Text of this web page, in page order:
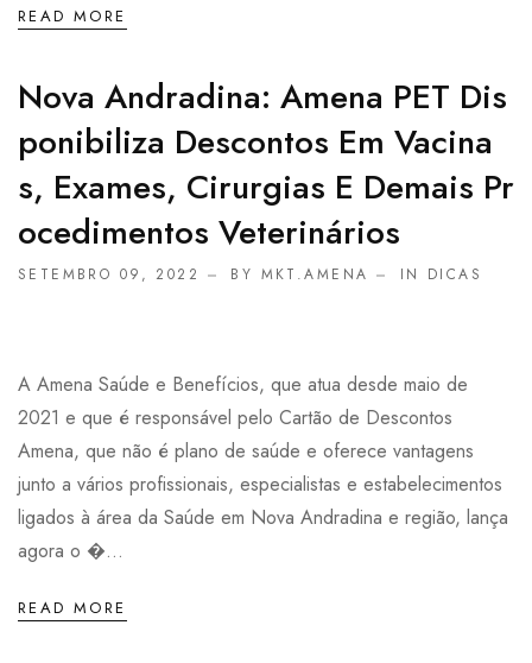
READ MORE
Nova Andradina: Amena PET Dis
Ponibiliza Descontos Em Vacina
S, Exames, Cirurgias E Demais Pr
Ocedimentos Veterinários
SETEMBRO 09, 2022 BY MKT.AMENA IN DICAS
A Amena Saúde e Benefícios, que atua desde maio de
2021 e que é responsável pelo Cartão de Descontos
Amena, que não é plano de saúde e oferece vantagens
junto a vários profissionais, especialistas e estabelecimentos
ligados à área da Saúde em Nova Andradina e região, lança
agora o �...
READ MORE